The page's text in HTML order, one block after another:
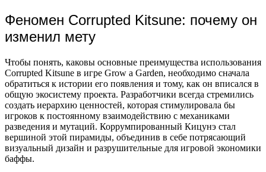
Феномен Corrupted Kitsune: почему он
изменил мету
Чтобы понять, каковы основные преимущества использования
Corrupted Kitsune в игре Grow a Garden, необходимо сначала
обратиться к истории его появления и тому, как он вписался в
общую экосистему проекта. Разработчики всегда стремились
создать иерархию ценностей, которая стимулировала бы
игроков к постоянному взаимодействию с механиками
разведения и мутаций. Коррумпированный Кицунэ стал
вершиной этой пирамиды, объединив в себе потрясающий
визуальный дизайн и разрушительные для игровой экономики
баффы.